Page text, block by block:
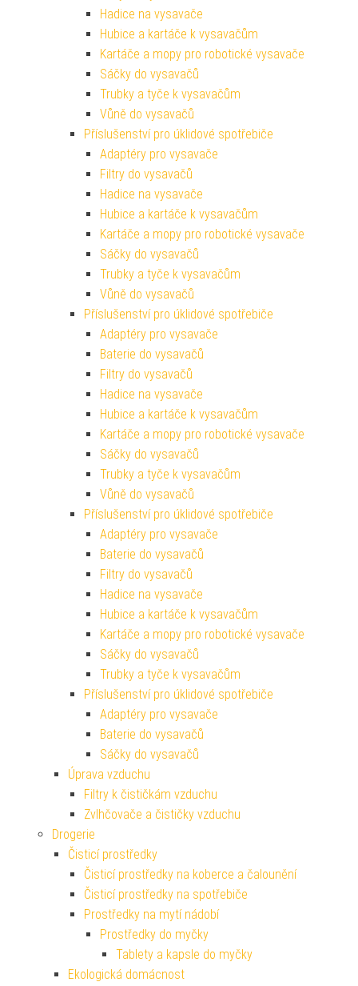
Hadice na vysavače
Hubice a kartáče k vysavačům
Kartáče a mopy pro robotické vysavače
Sáčky do vysavačů
Trubky a tyče k vysavačům
Vůně do vysavačů
Příslušenství pro úklidové spotřebiče
Adaptéry pro vysavače
Filtry do vysavačů
Hadice na vysavače
Hubice a kartáče k vysavačům
Kartáče a mopy pro robotické vysavače
Sáčky do vysavačů
Trubky a tyče k vysavačům
Vůně do vysavačů
Příslušenství pro úklidové spotřebiče
Adaptéry pro vysavače
Baterie do vysavačů
Filtry do vysavačů
Hadice na vysavače
Hubice a kartáče k vysavačům
Kartáče a mopy pro robotické vysavače
Sáčky do vysavačů
Trubky a tyče k vysavačům
Vůně do vysavačů
Příslušenství pro úklidové spotřebiče
Adaptéry pro vysavače
Baterie do vysavačů
Filtry do vysavačů
Hadice na vysavače
Hubice a kartáče k vysavačům
Kartáče a mopy pro robotické vysavače
Sáčky do vysavačů
Trubky a tyče k vysavačům
Příslušenství pro úklidové spotřebiče
Adaptéry pro vysavače
Baterie do vysavačů
Sáčky do vysavačů
Úprava vzduchu
Filtry k čističkám vzduchu
Zvlhčovače a čističky vzduchu
Drogerie
Čisticí prostředky
Čisticí prostředky na koberce a čalounění
Čisticí prostředky na spotřebiče
Prostředky na mytí nádobí
Prostředky do myčky
Tablety a kapsle do myčky
Ekologická domácnost